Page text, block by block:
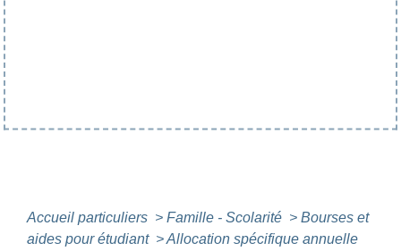
Accueil particuliers > Famille - Scolarité > Bourses et
aides pour étudiant >Allocation spécifique annuelle